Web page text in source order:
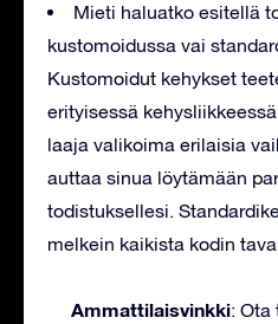
Mieti haluatko esitellä
kustomoidussa vai
Kustomoidut kehykset
erityisessä
laaja valikoima erilaisia
auttaa sinua löytämään
todistuksellesi.
melkein kaikista kodin
Ammattilaisvinkki: Ota